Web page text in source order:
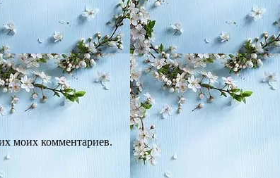
моих комментариев.